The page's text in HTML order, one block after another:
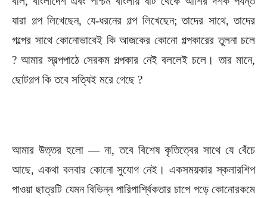
যারা গল্প লিখেছেন, যে-ধরনের গল্প লিখেছেন; তাদের সাথে, তাদের
গল্পের সাথে কোনোভাবেই কি আজকের কোনো গল্পকারের তুলনা চলে
? আমার স্বল্পপাঠে সেরকম গল্পকার নেই বললেই চলে। তার মানে,
ছোটগল্প কি তবে সত্যিই মরে গেছে ?
আমার উত্তর হলো — না, তবে বিশেষ কৃতিত্বের সাথে যে বেঁচে
আছে, একথা বলবার কোনো সুযোগ নেই। একসময়কার স্কলারশিপ
পাওয়া ছাত্রটি যেমন বিভিন্ন পারিপার্শ্বিকতার চাপে পড়ে কোনোরকমে